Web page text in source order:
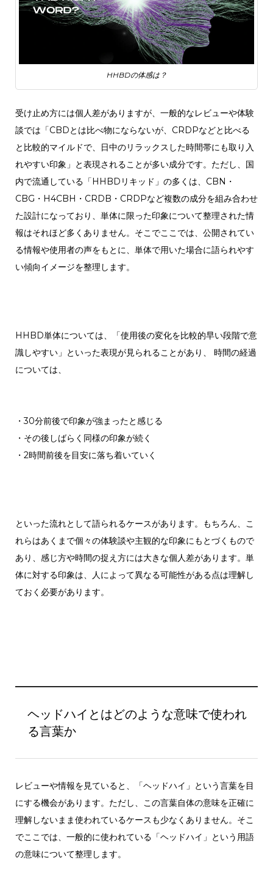
HHBDの体感は？
受け止め方には個人差がありますが、一般的なレビューや体験
談では「CBDとは比べ物にならないが、CRDPなどと比べる
と比較的マイルドで、日中のリラックスした時間帯にも取り入
れやすい印象」と表現されることが多い成分です。 ただし、国
内で流通している「HHBDリキッド」の多くは、CBN・
CBG・H4CBH・CRDB・CRDPなど複数の成分を組み合わせ
た設計になっており、単体に限った印象について整理された情
報はそれほど多くありません。 そこでここでは、公開されてい
る情報や使用者の声をもとに、単体で用いた場合に語られやす
い傾向イメージを整理します。
HHBD単体については、「使用後の変化を比較的早い段階で意
識しやすい」といった表現が見られることがあり、 時間の経過
については、
・30分前後で印象が強まったと感じる
・その後しばらく同様の印象が続く
・2時間前後を目安に落ち着いていく
といった流れとして語られるケースがあります。
もちろん、こ
れらはあくまで個々の体験談や主観的な印象にもとづくもので
あり、感じ方や時間の捉え方には大きな個人差があります。単
体に対する印象は、人によって異なる可能性がある点は理解し
ておく必要があります。
ヘッドハイとはどのような意味で使われ
る言葉か
レビューや情報を見ていると、「ヘッドハイ」という言葉を目
にする機会があります。ただし、この言葉自体の意味を正確に
理解しないまま使われているケースも少なくありません。そこ
でここでは、一般的に使われている「ヘッドハイ」という用語
の意味について整理します。